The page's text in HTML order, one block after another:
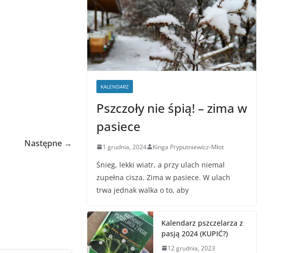
Następne →
KALENDARZ
Pszczoły nie śpią! – zima w
pasiece
1 grudnia, 2024 Kinga Pryputniewicz-Młot
Śnieg, lekki wiatr, a przy ulach niemal
zupełna cisza. Zima w pasiece. W ulach
trwa jednak walka o to, aby
Kalendarz pszczelarza z
pasją 2024 (KUPIĆ?)
12 grudnia, 2023